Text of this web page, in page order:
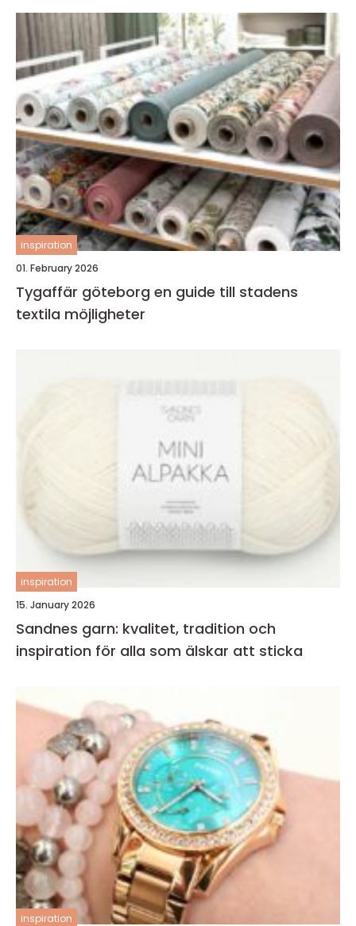
inspiration
01. February 2026
Tygaffär göteborg en guide till stadens
textila möjligheter
inspiration
15. January 2026
Sandnes garn: kvalitet, tradition och
inspiration för alla som älskar att sticka
inspiration